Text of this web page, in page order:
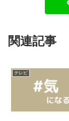
関連記事
テレビ